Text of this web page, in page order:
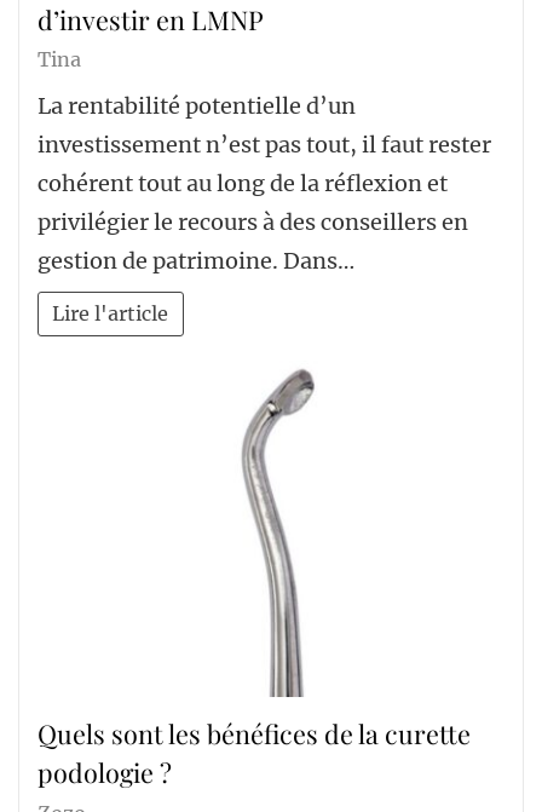
d’investir en LMNP
Tina
La rentabilité potentielle d’un
investissement n’est pas tout, il faut rester
cohérent tout au long de la réflexion et
privilégier le recours à des conseillers en
gestion de patrimoine. Dans…
Lire l'article
Quels sont les bénéfices de la curette
podologie ?